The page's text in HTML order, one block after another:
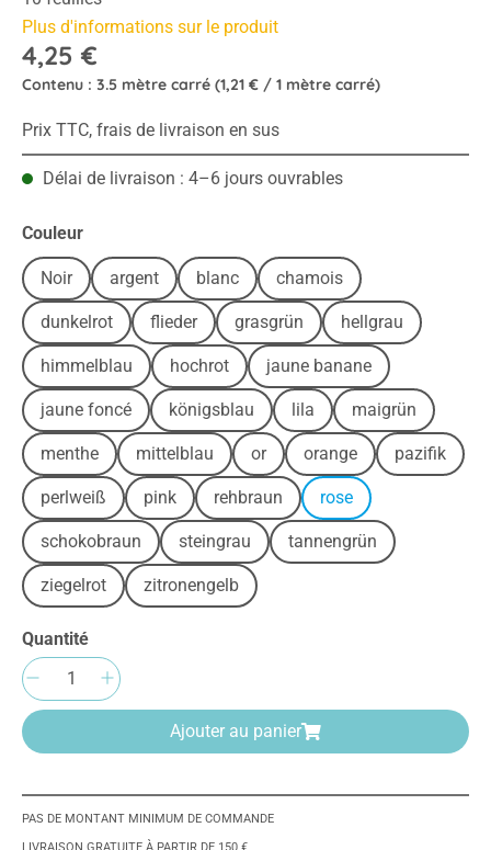
Plus d'informations sur le produit
4,25 €
Contenu : 3.5 mètre carré (1,21 € / 1 mètre carré)
Prix TTC, frais de livraison en sus
Délai de livraison : 4–6 jours ouvrables
Sélectionnez
Couleur
Noir argent blanc chamois
dunkelrot flieder grasgrün hellgrau
himmelblau hochrot jaune banane
jaune foncé königsblau lila maigrün
menthe mittelblau or orange pazifik
perlweiß pink rehbraun rose
schokobraun steingrau tannengrün
ziegelrot zitronengelb
Quantité
Quantité de produit : Entrez la quantité
Ajouter au panier
PAS DE MONTANT MINIMUM DE COMMANDE
LIVRAISON GRATUITE À PARTIR DE 150 €